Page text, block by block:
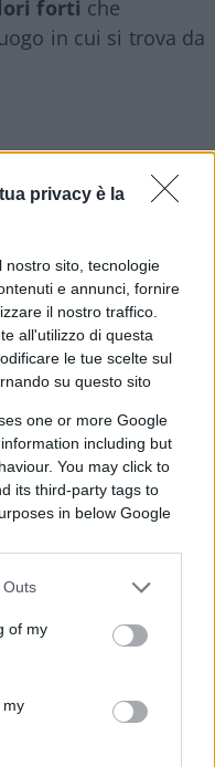
privacy è la
nostro sito, tecnologie
e annunci, fornire
il nostro traffico.
all'utilizzo di questa
le tue scelte sul
su questo sito
one or more Google
including but
You may click to
its third-party tags to
in below Google
Outs
of my
my
forti che
in cui si trova da
e
di grosso. Se
tendenza
valoriale
segnerà il
Stati europei si
stringere
Paesi di origine
dei problemi legati
Come spiego
stringono accordi
per esempio i Paesi